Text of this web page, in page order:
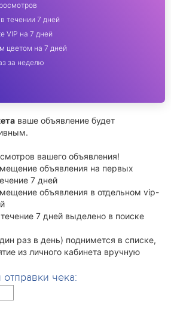
течении 7 дней
VIP на 7 дней
цветом на 7 дней
за неделю
ваше объявление будет
вашего объявления!
объявления на первых
7 дней
объявления в отдельном vip-
7 дней выделено в поиске
раз в день) поднимется в списке,
из личного кабинета вручную
чека: